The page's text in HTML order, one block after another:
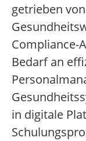
getrieben
Compliance-
Bedarf an
in digitale